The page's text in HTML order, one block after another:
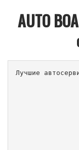
AUTO
Лучшие